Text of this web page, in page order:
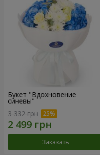
Букет "Вдохновение
синевы"
3 332 грн
Заказать